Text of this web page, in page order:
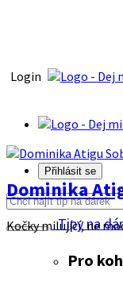
Login
Přihlásit se
Tipy na
Pro
Dominika
Kočky milující, ne